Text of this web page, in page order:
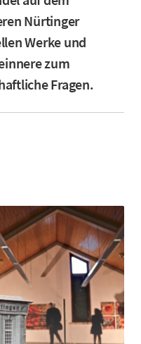
Nürtinger
Werke und
zum
Fragen.